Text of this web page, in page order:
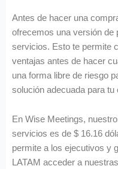
Antes de hacer una
ofrecemos una versión de
servicios. Esto te permite
ventajas antes de hacer
una forma libre de riesgo
solución adecuada para tu
En Wise Meetings,
servicios es de $ 16.16
permite a los ejecutivos y
LATAM acceder a